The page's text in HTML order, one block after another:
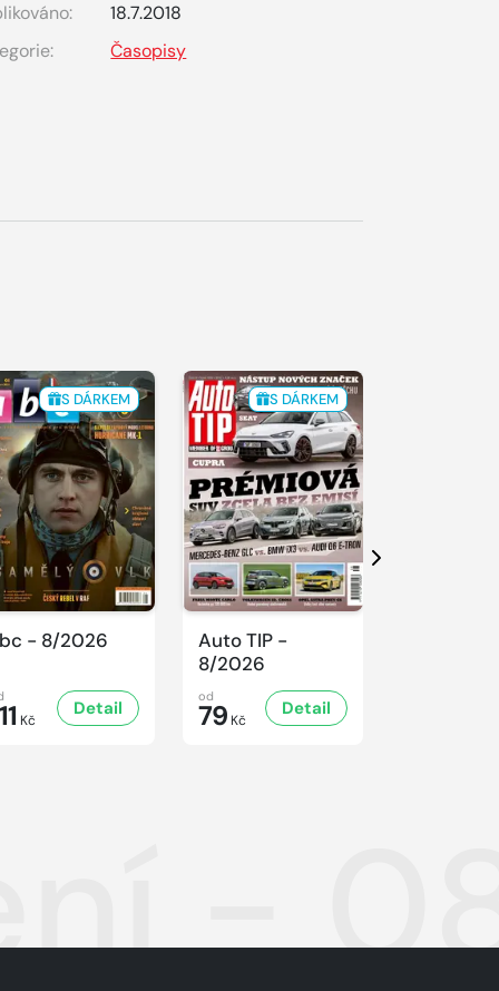
18.7.2018
Časopisy
S DÁRKEM
- 8/2026
Kč
Detail
S DÁRKEM
Auto TIP -
8/2026
od
79 Kč
Detail
Další
-